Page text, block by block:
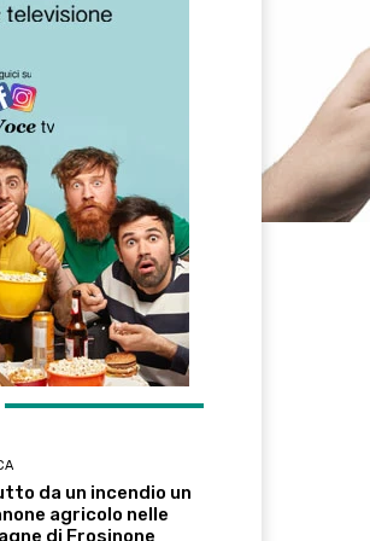
da un incendio un
agricolo nelle
di Frosinone